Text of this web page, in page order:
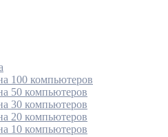
100 компьютеров
50 компьютеров
30 компьютеров
20 компьютеров
10 компьютеров